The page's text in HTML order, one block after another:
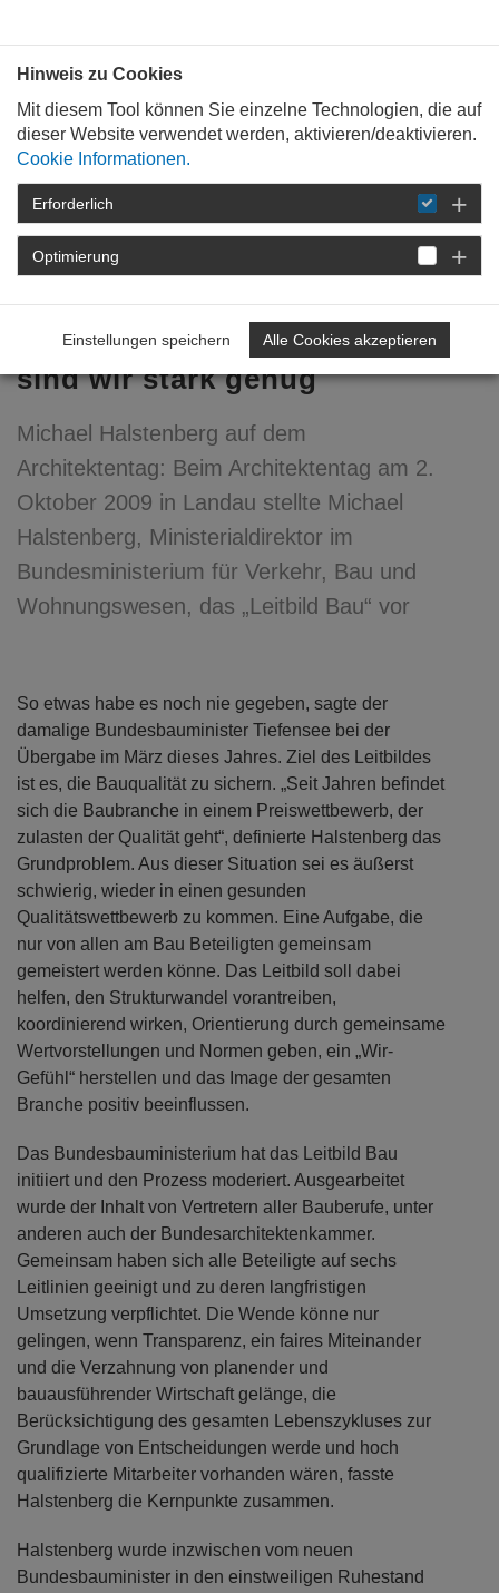
STARTSEITE
DETAIL
Leitbild Bau: Nur gemeinsam
sind wir stark genug
Michael Halstenberg auf dem
Architektentag: Beim Architektentag am 2.
Oktober 2009 in Landau stellte Michael
Halstenberg, Ministerialdirektor im
Bundesministerium für Verkehr, Bau und
Wohnungswesen, das „Leitbild Bau“ vor
So etwas habe es noch nie gegeben, sagte der
damalige Bundesbauminister Tiefensee bei der
Übergabe im März dieses Jahres. Ziel des Leitbildes
ist es, die Bauqualität zu sichern. „Seit Jahren befindet
sich die Baubranche in einem Preiswettbewerb, der
zulasten der Qualität geht“, definierte Halstenberg das
Grundproblem. Aus dieser Situation sei es äußerst
schwierig, wieder in einen gesunden
Qualitätswettbewerb zu kommen. Eine Aufgabe, die
nur von allen am Bau Beteiligten gemeinsam
gemeistert werden könne. Das Leitbild soll dabei
helfen, den Strukturwandel vorantreiben,
koordinierend wirken, Orientierung durch gemeinsame
Wertvorstellungen und Normen geben, ein „Wir-
Gefühl“ herstellen und das Image der gesamten
Branche positiv beeinflussen.
Das Bundesbauministerium hat das Leitbild Bau
initiiert und den Prozess moderiert. Ausgearbeitet
wurde der Inhalt von Vertretern aller Bauberufe, unter
anderen auch der Bundesarchitektenkammer.
Gemeinsam haben sich alle Beteiligte auf sechs
Leitlinien geeinigt und zu deren langfristigen
Umsetzung verpflichtet. Die Wende könne nur
gelingen, wenn Transparenz, ein faires Miteinander
und die Verzahnung von planender und
bauausführender Wirtschaft gelänge, die
Berücksichtigung des gesamten Lebenszykluses zur
Grundlage von Entscheidungen werde und hoch
qualifizierte Mitarbeiter vorhanden wären, fasste
Halstenberg die Kernpunkte zusammen.
Halstenberg wurde inzwischen vom neuen
Bundesbauminister in den einstweiligen Ruhestand
Hinweis zu Cookies
Mit diesem Tool können Sie einzelne Technologien, die auf
dieser Website verwendet werden, aktivieren/deaktivieren.
Cookie Informationen.
Erforderlich
Optimierung
Einstellungen speichern Alle Cookies akzeptieren